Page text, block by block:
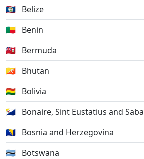
🇧🇿 Belize
🇧🇯 Benin
🇧🇲 Bermuda
🇧🇹 Bhutan
🇧🇴 Bolivia
🇧🇶 Bonaire, Sint Eustatius and Saba
🇧🇦 Bosnia and Herzegovina
🇧🇼 Botswana